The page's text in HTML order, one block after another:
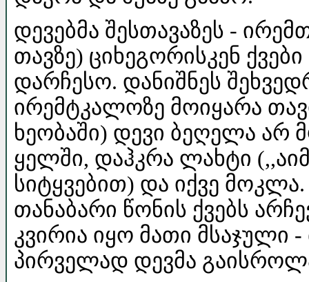
დევებმა შესთავაზეს -
თავზე) ციხეგორისკენ
დარჩესო. დანიშნეს
ირემტკალოზე მოიყარა
ხეობაში) დევი ბეღელა არ
ყელში, დაჰკრა ლახტი
სიტყვებით) და იქვე
თანაბარი წონის ქვებს
კვირია იყო მათი
პირველად დევმა